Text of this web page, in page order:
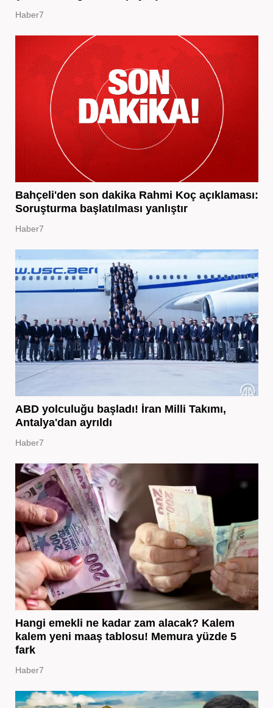
Haber7
Bahçeli'den son dakika Rahmi Koç açıklaması:
Soruşturma başlatılması yanlıştır
Haber7
ABD yolculuğu başladı! İran Milli Takımı,
Antalya'dan ayrıldı
Haber7
Hangi emekli ne kadar zam alacak? Kalem
kalem yeni maaş tablosu! Memura yüzde 5
fark
Haber7